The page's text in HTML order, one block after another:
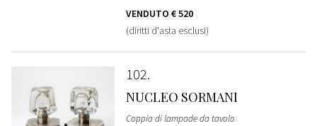
VENDUTO € 520
(diritti d'asta esclusi)
102
NUCLEO SORMANI
Coppia di lampade da tavolo